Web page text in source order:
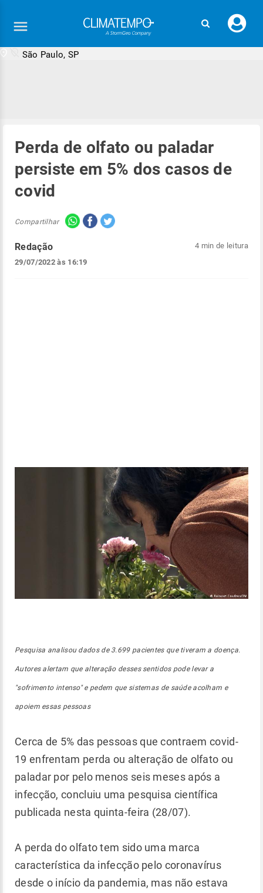
seu
São Paulo, SP
Perda de olfato ou paladar
persiste em 5% dos casos de
covid
Compartilhar
Redação
29/07/2022 às 16:19
4 min de leitura
Pesquisa analisou dados de 3.699 pacientes que tiveram a doença.
Autores alertam que alteração desses sentidos pode levar a
"sofrimento intenso" e pedem que sistemas de saúde acolham e
apoiem essas pessoas
Cerca de 5% das pessoas que contraem covid-
19 enfrentam perda ou alteração de olfato ou
paladar por pelo menos seis meses após a
infecção, concluiu uma pesquisa científica
publicada nesta quinta-feira (28/07).
A perda do olfato tem sido uma marca
característica da infecção pelo coronavírus
desde o início da pandemia, mas não estava